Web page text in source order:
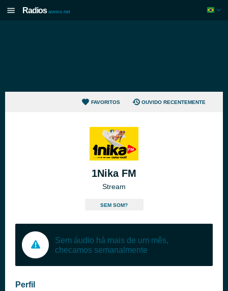
Radios aovivo.net
FAVORITOS OUVIDO RECENTEMENTE
1Nika FM
Stream
SEM SOM?
Sem áudio há mais de um mês,
checamos semanalmente
Perfil